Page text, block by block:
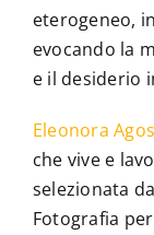
eterogeneo,
evocando la
e il desiderio
Eleonora
che vive e
selezionata
Fotografia